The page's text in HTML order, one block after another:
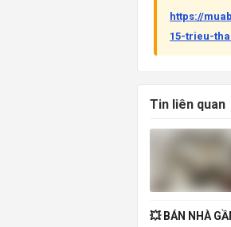
https://
15-trieu-
Tin liên quan
💥 BÁN NHÀ